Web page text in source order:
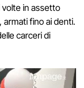
in assetto
fino ai denti.
carceri di